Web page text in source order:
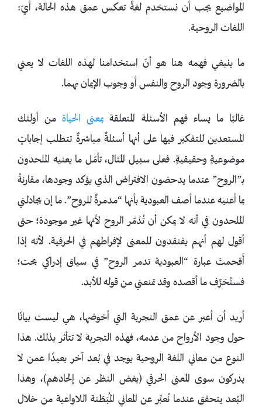
المواضيع يجب أن نستخدم لغةً تعكس عمق هذه الحالة، أيّ:
اللغات الروحية.
ما ينبغي فهمه هنا هو أنّ استخدامنا لهذه اللغات لا يعني
بالضرورة وجود الروح والنفس أو وجوب الإيمان بهما.
غالبًا ما يساء فهم الأسئلة المتعلقة بمعنى الحياةمن أولئك
المستعدين للتفكير فيها على أنها أسئلةٌ مباشرةٌ تتطلب إجاباتٍ
موضوعيةٍ وحقيقيةٍ. فعلى سبيل المثال، تأمّل ما يعنيه الملحدون
بـ”الروح” عندما يدحضون الافتراض الذي يؤكد وجودها، مقارنةً
بما أعنيه عندما أصف العبودية بأنها “مدمرةٌ للروح”. ما إن يجادلني
الملحدون في أنه لا يمكن أن تُدَمّر الروح لأنها غير موجودة؛ حتى
أقول لهم أنهم يفتقدون للمعنى لإفراطهم في الحرفية. لأنه إذا
أَقحمتَ عبارة “العبودية تدمر الروح” في سياق إدراكي بحت؛
فستُحَرِّف ما أقصده وقد تمنعني من قوله للأبد.
أريد أن أعبر عن عمق التجربة التي أخوضها، هي ليست بيانًا
حول وجود الأرواح من عدمه، فهذه التجربة لا تتأثر بذلك. هذا
النوع من معاني اللغة الروحية يوجد في بُعد آخر بعيدًا عمن لا
يدركون سوى المعنى الحرفي (بغض النظر عن إلحادهم)، وهذا
البُعد يتحقق عندما نُعبِّر عن المعاني المُبَطّنة اللاواعية من خلال